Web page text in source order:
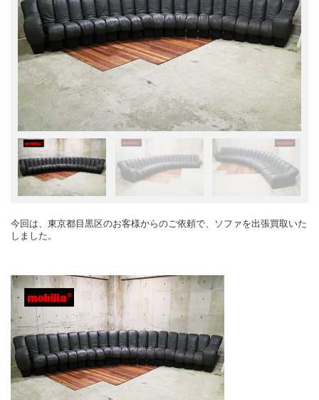
今回は、東京都目黒区のお客様からのご依頼で、ソファを出張買取いた
しました。